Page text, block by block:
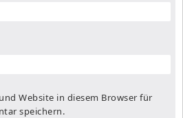
Website in diesem Browser für
speichern.